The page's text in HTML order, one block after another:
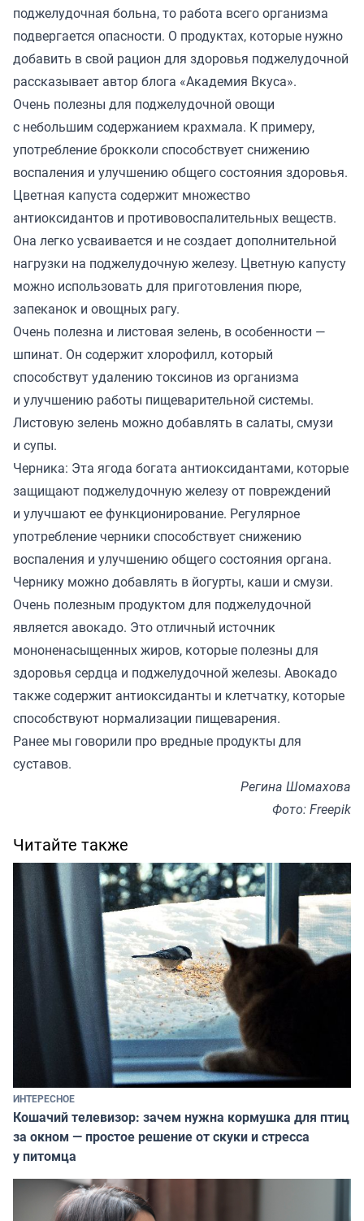
поджелудочная больна, то работа всего организма
подвергается опасности. О продуктах, которые нужно
добавить в свой рацион для здоровья поджелудочной
рассказывает автор блога «Академия Вкуса».
Очень полезны для поджелудочной овощи
с небольшим содержанием крахмала. К примеру,
употребление брокколи способствует снижению
воспаления и улучшению общего состояния здоровья.
Цветная капуста содержит множество
антиоксидантов и противовоспалительных веществ.
Она легко усваивается и не создает дополнительной
нагрузки на поджелудочную железу. Цветную капусту
можно использовать для приготовления пюре,
запеканок и овощных рагу.
Очень полезна и листовая зелень, в особенности —
шпинат. Он содержит хлорофилл, который
способствут удалению токсинов из организма
и улучшению работы пищеварительной системы.
Листовую зелень можно добавлять в салаты, смузи
и супы.
Черника: Эта ягода богата антиоксидантами, которые
защищают поджелудочную железу от повреждений
и улучшают ее функционирование. Регулярное
употребление черники способствует снижению
воспаления и улучшению общего состояния органа.
Чернику можно добавлять в йогурты, каши и смузи.
Очень полезным продуктом для поджелудочной
является авокадо. Это отличный источник
мононенасыщенных жиров, которые полезны для
здоровья сердца и поджелудочной железы. Авокадо
также содержит антиоксиданты и клетчатку, которые
способствуют нормализации пищеварения.
Ранее мы говорили про вредные продукты для
суставов.
Регина Шомахова
Фото: Freepik
Читайте также
ИНТЕРЕСНОЕ
Кошачий телевизор: зачем нужна кормушка для птиц
за окном — простое решение от скуки и стресса
у питомца